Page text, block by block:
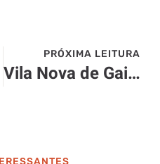
PRÓXIMA LEITURA
Vila Nova de Gaia – Porto – Portugal